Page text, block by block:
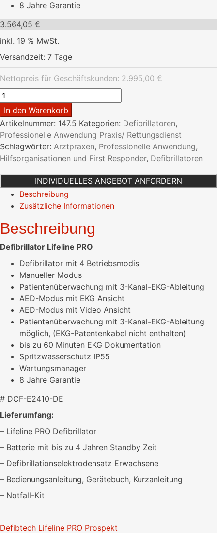
8 Jahre Garantie
3.564,05 €
inkl. 19 % MwSt.
Versandzeit: 7 Tage
Nettopreis für Geschäftskunden: 2.995,00 €
Defibrillator
Lifeline
PRO
Menge
In den Warenkorb
Artikelnummer: 147.5 Kategorien: Defibrillatoren,
Professionelle Anwendung Praxis/ Rettungsdienst
Schlagwörter: Arztpraxen, Professionelle Anwendung,
Hilfsorganisationen und First Responder, Defibrillatoren
INDIVIDUELLES ANGEBOT ANFORDERN
Beschreibung
Zusätzliche Informationen
Beschreibung
Defibrillator Lifeline PRO
Defibrillator mit 4 Betriebsmodis
Manueller Modus
Patientenüberwachung mit 3-Kanal-EKG-Ableitung
AED-Modus mit EKG Ansicht
AED-Modus mit Video Ansicht
Patientenüberwachung mit 3-Kanal-EKG-Ableitung
möglich, (EKG-Patentenkabel nicht enthalten)
bis zu 60 Minuten EKG Dokumentation
Spritzwasserschutz IP55
Wartungsmanager
8 Jahre Garantie
# DCF-E2410-DE
Lieferumfang:
– Lifeline PRO Defibrillator
– Batterie mit bis zu 4 Jahren Standby Zeit
– Defibrillationselektrodensatz Erwachsene
– Bedienungsanleitung, Gerätebuch, Kurzanleitung
– Notfall-Kit
Defibtech Lifeline PRO Prospekt